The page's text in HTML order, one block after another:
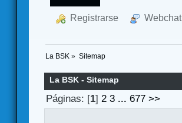
Registrarse Webchat
La BSK » Sitemap
La BSK - Sitemap
Páginas: [1]2 3 ...677 >>